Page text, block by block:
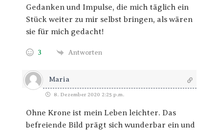
Gedanken und Impulse, die mich täglich ein
Stück weiter zu mir selbst bringen, als wären
sie für mich gedacht!
3 Antworten
Maria
8. Dezember 2020 2:25 p.m.
Ohne Krone ist mein Leben leichter. Das
befreiende Bild prägt sich wunderbar ein und